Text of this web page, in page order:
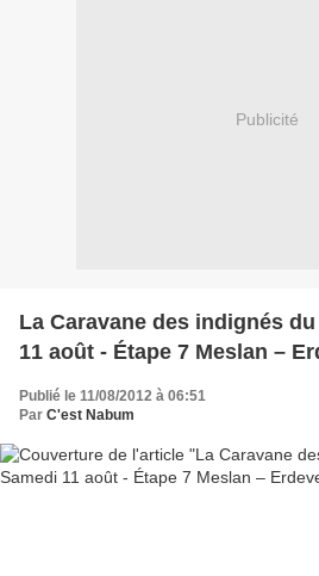
Publicité
La Caravane des indignés
11 août - Étape 7 Meslan –
Publié le 11/08/2012 à 06:51
Par C'est Nabum